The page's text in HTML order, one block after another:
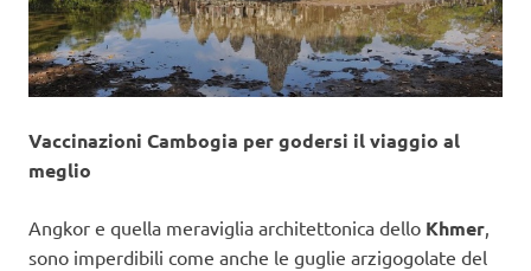
Vaccinazioni Cambogia per godersi il viaggio al
meglio
Angkor e quella meraviglia architettonica dello Khmer,
sono imperdibili come anche le guglie arzigogolate del